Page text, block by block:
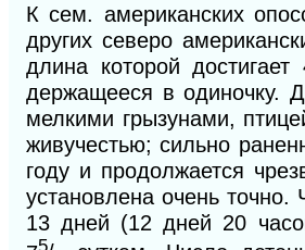
К сем. американских
других северо
длина которой
держащееся в одиночку.
мелкими грызунами,
живучестью; сильно
году и продолжается
установлена очень
13 дней (12 дней 20